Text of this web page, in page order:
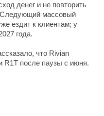
денег и не повторить
Следующий массовый
ездит к клиентам; у
года.
что Rivian
R1T после паузы с июня.